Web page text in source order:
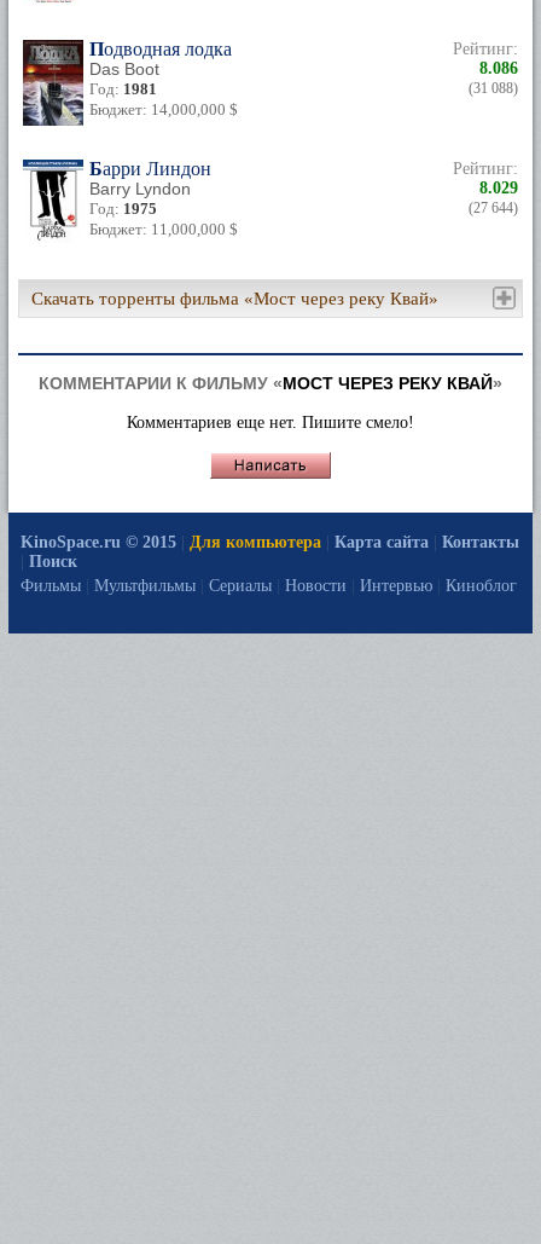
Подводная лодка
Das Boot
Год: 1981
Бюджет: 14,000,000 $
Рейтинг:
8.086
(31 088)
Барри Линдон
Barry Lyndon
Год: 1975
Бюджет: 11,000,000 $
Рейтинг:
8.029
(27 644)
Скачать торренты фильма «Мост через реку Квай»
КОММЕНТАРИИ К ФИЛЬМУ «МОСТ ЧЕРЕЗ РЕКУ КВАЙ»
Комментариев еще нет. Пишите смело!
KinoSpace.ru © 2015 Для компьютера Карта сайта
Контакты
Поиск
Фильмы
Мультфильмы Сериалы Новости Интервью Киноблог